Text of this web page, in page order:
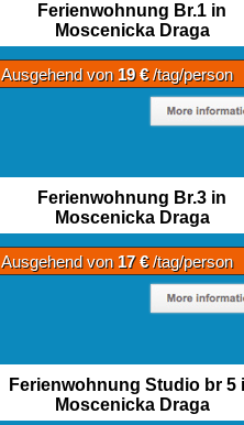
Ferienwohnung Br.1 in
Moscenicka Draga
Ausgehend von 19 €/tag/person
Ferienwohnung Br.3 in
Moscenicka Draga
Ausgehend von 17 €/tag/person
Ferienwohnung Studio br 5
Moscenicka Draga